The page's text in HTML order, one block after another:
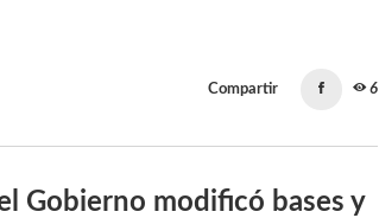
Compartir 6
Gobierno modificó bases y